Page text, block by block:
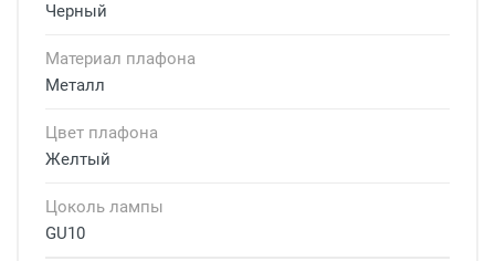
Черный
Материал плафона
Металл
Цвет плафона
Желтый
Цоколь лампы
GU10